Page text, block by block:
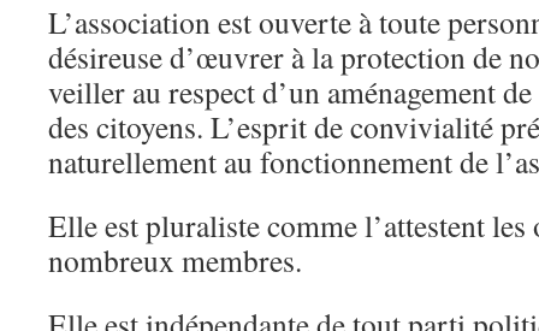
L’association est ouverte à toute
désireuse d’œuvrer à la protection de
veiller au respect d’un aménagement
des citoyens. L’esprit de convivialité
naturellement au fonctionnement de
Elle est pluraliste comme l’attestent les
nombreux membres.